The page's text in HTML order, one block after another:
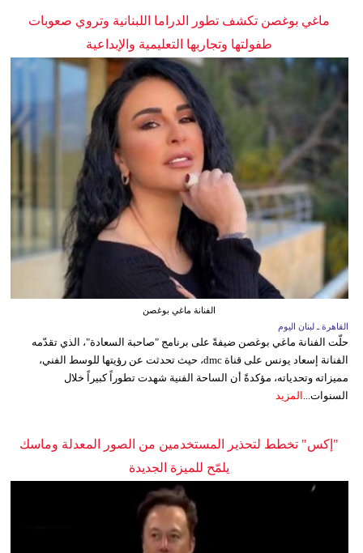
ماغي بوغصن تكشف تطور الدراما اللبنانية وتروي صعوبات
طفولتها وتجاربها التعليمية والإبداعية
الفنانة ماغي بوغصن
القاهرة ـ لبنان اليوم
حلّت الفنانة ماغي بوغصن ضيفةً على برنامج "صاحبة السعادة"، الذي تقدّمه
الفنانة إسعاد يونس على قناة dmc، حيث تحدثت عن رؤيتها للوسط الفني،
مميزاته وتحدياته، مؤكدةً أن الساحة الفنية شهدت تطوراً كبيراً خلال
السنوات... المزيد
"إكس" تخطط لتحذير المستخدمين من الصور المعدلة وماسك
يلمّح للميزة الجديدة